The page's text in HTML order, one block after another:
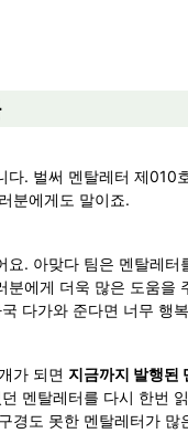
. 벌써 멘탈레터 제010
분에게도 말이죠.
. 아맞다 팀은 멘탈레터
에게 더욱 많은 도움을
다가와 준다면 너무 행
가 되면 지금까지 발행된
멘탈레터를 다시 한번
경도 못한 멘탈레터가 많